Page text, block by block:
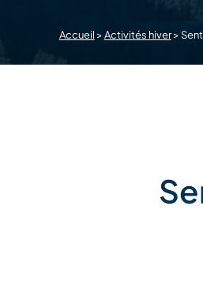
Accueil >Activités hiver>